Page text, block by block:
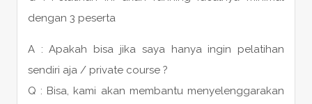
dengan 3 peserta
A : Apakah bisa jika saya hanya ingin pelatihan
sendiri aja / private course ?
Q : Bisa, kami akan membantu menyelenggarakan